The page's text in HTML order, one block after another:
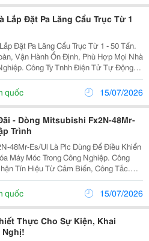
Lắp Đặt Pa Lăng Cẩu Trục Từ 1
Đặt Pa Lăng Cẩu Trục Từ 1 - 50 Tấn.
Vận Hành Ổn Định, Phù Hợp Mọi Nhà
Tử Tự Động
0983 171 808 | 02363...
quốc 15/07/2026
- Dòng Mitsubishi Fx2N-48Mr-
Trình
48Mr-Es/Ul Là Plc Dùng Để Điều Khiển
Máy Móc Trong Công Nghiệp. Công
Tín Hiệu Từ Cảm Biến, Công Tắc.
Cơ, Băng Tải, Van Điện Từ, Đèn Báo.
Trình Vận Hành Của Máy. Kết Nối...
quốc 15/07/2026
Thực Cho Sự Kiện, Khai